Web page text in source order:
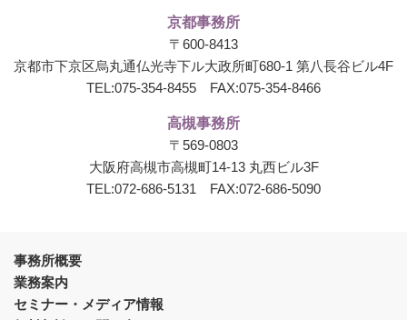
京都事務所
〒600-8413
京都市下京区烏丸通仏光寺下ル大政所町680-1 第八長谷ビル4F
TEL:075-354-8455 FAX:075-354-8466
高槻事務所
〒569-0803
大阪府高槻市高槻町14-13 丸西ビル3F
TEL:072-686-5131 FAX:072-686-5090
事務所概要
業務案内
セミナー・メディア情報